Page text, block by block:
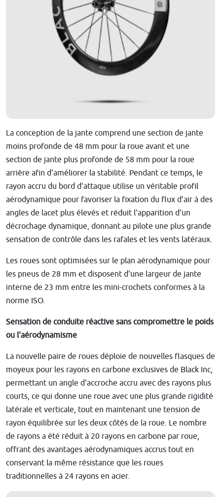
La conception de la jante comprend une section de jante
moins profonde de 48 mm pour la roue avant et une
section de jante plus profonde de 58 mm pour la roue
arrière afin d'améliorer la stabilité. Pendant ce temps, le
rayon accru du bord d'attaque utilise un véritable profil
aérodynamique pour favoriser la fixation du flux d'air à des
angles de lacet plus élevés et réduit l'apparition d'un
décrochage dynamique, donnant au pilote une plus grande
sensation de contrôle dans les rafales et les vents latéraux.
Les roues sont optimisées sur le plan aérodynamique pour
les pneus de 28 mm et disposent d'une largeur de jante
interne de 23 mm entre les mini-crochets conformes à la
norme ISO.
Sensation de conduite réactive sans compromettre le poids
ou l'aérodynamisme
La nouvelle paire de roues déploie de nouvelles flasques de
moyeux pour les rayons en carbone exclusives de Black Inc,
permettant un angle d'accroche accru avec des rayons plus
courts, ce qui donne une roue avec une plus grande rigidité
latérale et verticale, tout en maintenant une tension de
rayon équilibrée sur les deux côtés de la roue. Le nombre
de rayons a été réduit à 20 rayons en carbone par roue,
offrant des avantages aérodynamiques accrus tout en
conservant la même résistance que les roues
traditionnelles à 24 rayons en acier.